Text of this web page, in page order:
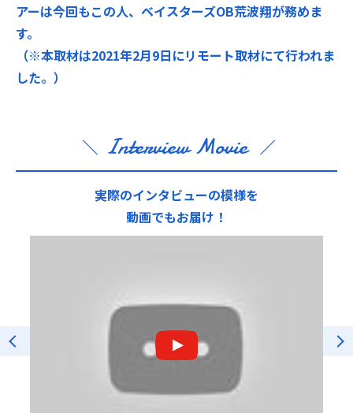
アーは今回もこの人、ベイスターズOB荒波翔が務めま
す。
（※本取材は2021年2月9日にリモート取材にて行われま
した。）
Interview Movie
実際のインタビューの模様を
動画でもお届け！